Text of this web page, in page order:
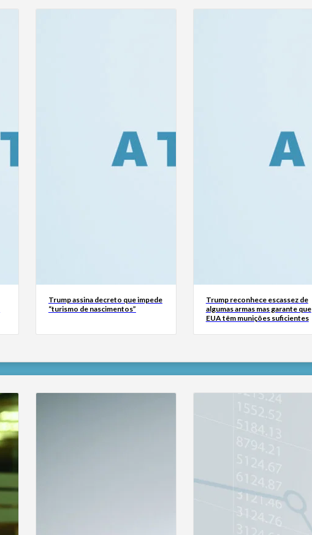
Trump assina decreto que impede
“turismo de nascimentos”
Trump reconhece escassez de
algumas armas mas garante que
EUA têm munições suficientes